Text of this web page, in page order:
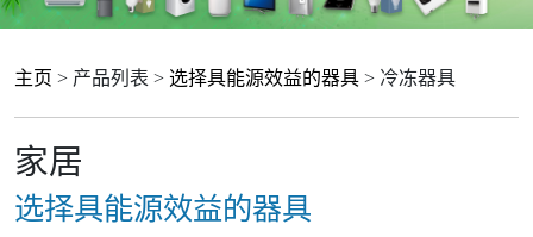
主页 > 产品列表 > 选择具能源效益的器具 > 冷冻器具
家居
选择具能源效益的器具